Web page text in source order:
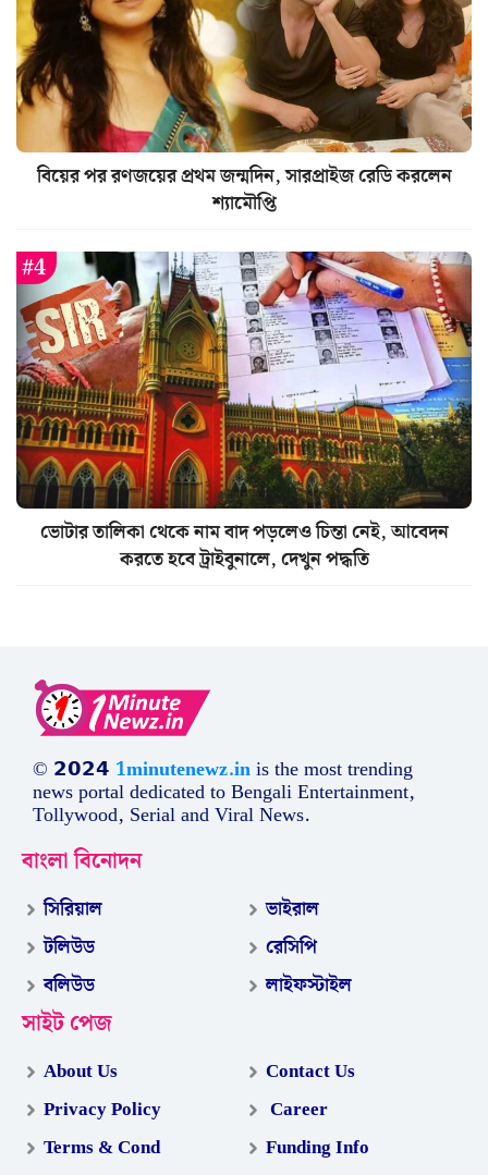
বিয়ের পর রণজয়ের প্রথম জন্মদিন, সারপ্রাইজ রেডি করলেন
শ্যামৌপ্তি
ভোটার তালিকা থেকে নাম বাদ পড়লেও চিন্তা নেই, আবেদন
করতে হবে ট্রাইবুনালে, দেখুন পদ্ধতি
© 𝟮𝟬𝟮𝟰 1minutenewz.inis the most trending
news portal dedicated to Bengali Entertainment,
Tollywood, Serial and Viral News.
বাংলা বিনোদন
সিরিয়াল
টলিউড
বলিউড
ভাইরাল
রেসিপি
লাইফস্টাইল
সাইট পেজ
About Us
Privacy Policy
Terms & Cond
Contact Us
Career
Funding Info